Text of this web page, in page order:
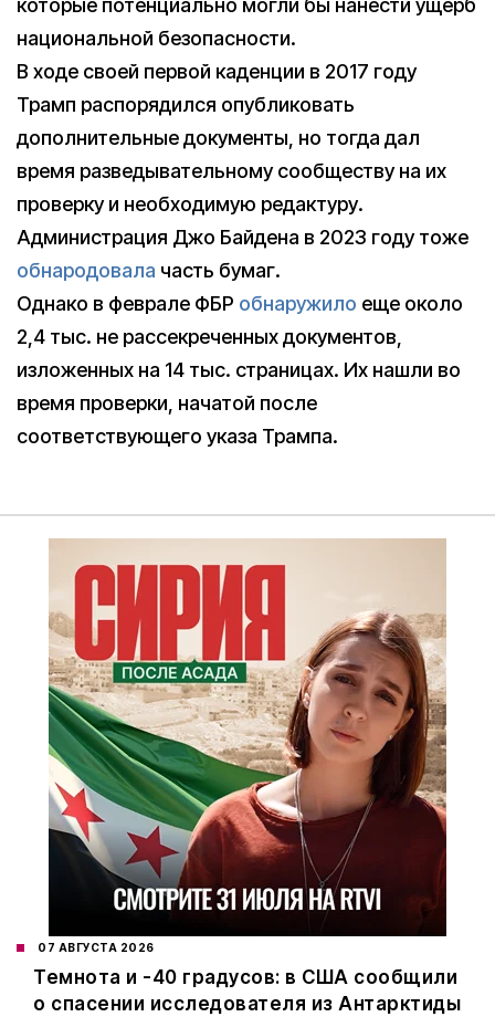
которые потенциально могли бы нанести ущерб
национальной безопасности.
В ходе своей первой каденции в 2017 году
Трамп распорядился опубликовать
дополнительные документы, но тогда дал
время разведывательному сообществу на их
проверку и необходимую редактуру.
Администрация Джо Байдена в 2023 году тоже
обнародовала часть бумаг.
Однако в феврале ФБР обнаружило еще около
2,4 тыс. не рассекреченных документов,
изложенных на 14 тыс. страницах. Их нашли во
время проверки, начатой после
соответствующего указа Трампа.
07 АВГУСТА 2026
Темнота и -40 градусов: в США сообщили
о спасении исследователя из Антарктиды